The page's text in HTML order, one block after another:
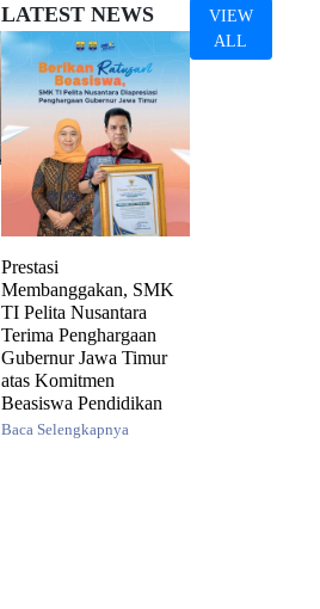
LATEST NEWS
Prestasi
Membanggakan, SMK
TI Pelita Nusantara
Terima Penghargaan
Gubernur Jawa Timur
atas Komitmen
Beasiswa Pendidikan
Baca Selengkapnya
VIEW
ALL